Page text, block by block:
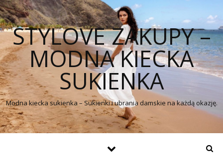
STYLOVE ZAKUPY –
MODNA KIECKA
SUKIENKA
Modna kiecka sukienka – Sukienki i ubrania damskie na każdą okazję.